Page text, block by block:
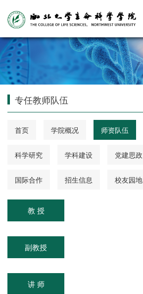
专任教师队伍
首页 学院概况 师资队伍
科学研究 学科建设 党建思政
国际合作 招生信息 校友园地
教 授
副教授
讲 师